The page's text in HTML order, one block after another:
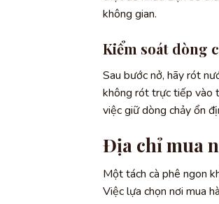
không gian.
Kiểm soát dòng
Sau bước nở, hãy rót
không rót trực tiếp vào
việc giữ dòng chảy ổn
Địa chỉ mua
Một tách cà phê ngon
Việc lựa chọn nơi mua